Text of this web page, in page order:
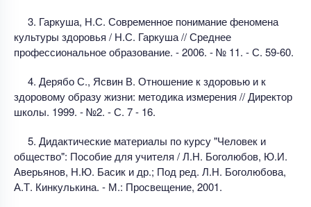
3. Гаркуша, Н.С. Современное понимание феномена
культуры здоровья / Н.С. Гаркуша // Среднее
профессиональное образование. - 2006. - № 11. - С. 59-60.
4. Дерябо С., Ясвин В. Отношение к здоровью и к
здоровому образу жизни: методика измерения // Директор
школы. 1999. - №2. - С. 7 - 16.
5. Дидактические материалы по курсу "Человек и
общество": Пособие для учителя / Л.Н. Боголюбов, Ю.И.
Аверьянов, Н.Ю. Басик и др.; Под ред. Л.Н. Боголюбова,
А.Т. Кинкулькина. - М.: Просвещение, 2001.